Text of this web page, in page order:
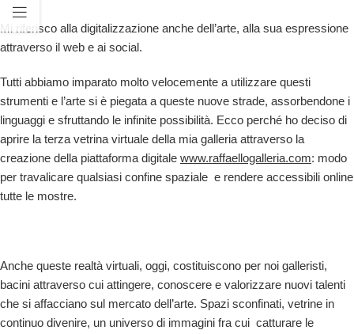
Mi riferisco alla digitalizzazione anche dell’arte, alla sua espressione
attraverso il web e ai social.
Tutti abbiamo imparato molto velocemente a utilizzare questi
strumenti e l’arte si è piegata a queste nuove strade, assorbendone i
linguaggi e sfruttando le infinite possibilità. Ecco perché ho deciso di
aprire la terza vetrina virtuale della mia galleria attraverso la
creazione della piattaforma digitale www.raffaellogalleria.com: modo
per travalicare qualsiasi confine spaziale e rendere accessibili online
tutte le mostre.
Anche queste realtà virtuali, oggi, costituiscono per noi galleristi,
bacini attraverso cui attingere, conoscere e valorizzare nuovi talenti
che si affacciano sul mercato dell’arte. Spazi sconfinati, vetrine in
continuo divenire, un universo di immagini fra cui catturare le